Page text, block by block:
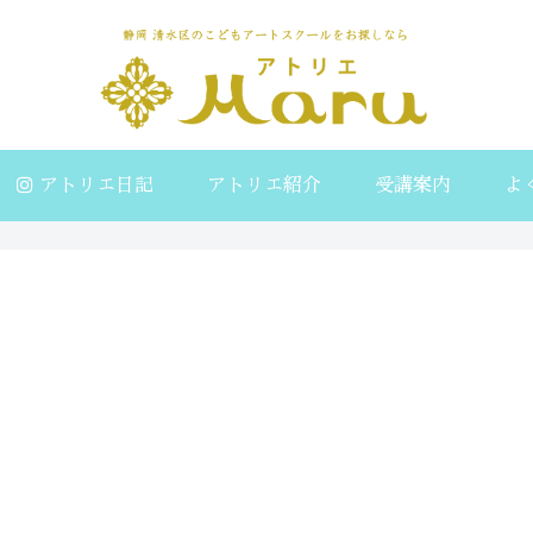
アトリエ日記 アトリエ紹介 受講案内 よ